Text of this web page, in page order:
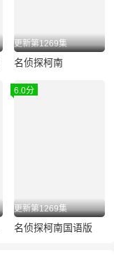
更新第1269集
名侦探柯南
6.0分
更新第1269集
名侦探柯南国语版